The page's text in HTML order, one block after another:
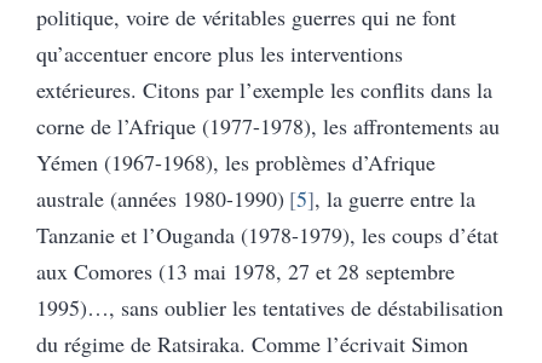
politique, voire de véritables guerres qui ne font
qu’accentuer encore plus les interventions
extérieures. Citons par l’exemple les conflits dans la
corne de l’Afrique (1977-1978), les affrontements au
Yémen (1967-1968), les problèmes d’Afrique
australe (années 1980-1990) 5 , la guerre entre la
Tanzanie et l’Ouganda (1978-1979), les coups d’état
aux Comores (13 mai 1978, 27 et 28 septembre
1995)…, sans oublier les tentatives de déstabilisation
du régime de Ratsiraka. Comme l’écrivait Simon